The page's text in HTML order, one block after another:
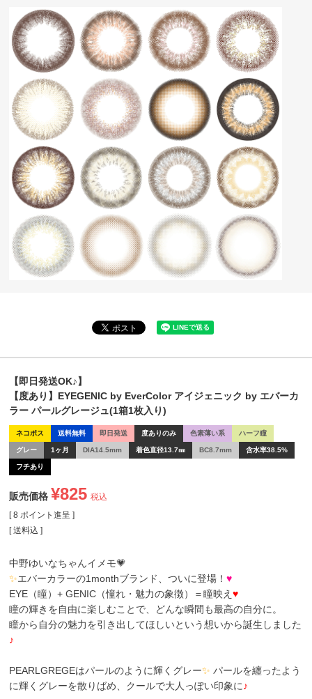
【即日発送OK♪】
【度あり】EYEGENIC by EverColor アイジェニック by エバーカ
ラー パールグレージュ(1箱1枚入り)
ネコポス 送料無料 即日発送 度ありのみ 色素薄い系 ハーフ瞳
グレー 1ヶ月 DIA14.5mm 着色直径13.7㎜ BC8.7mm 含水率38.5%
フチあり
販売価格 ¥825 税込
[ 8 ポイント進呈 ]
送料込
中野ゆいなちゃんイメモ💗
✨エバーカラーの1monthブランド、ついに登場！ ♥
EYE（瞳）+ GENIC（憧れ・魅力の象徴）＝瞳映え ♥
瞳の輝きを自由に楽しむことで、どんな瞬間も最高の自分に。
瞳から自分の魅力を引き出してほしいという想いから誕生しました
♪
PEARLGREGEはパールのように輝くグレー✨ パールを纏ったよう
に輝くグレーを散りばめ、クールで大人っぽい印象に♪